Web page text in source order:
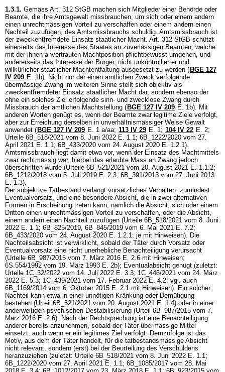
1.3.1. Gemäss Art. 312 StGB machen sich Mitglieder einer Behörde oder
Beamte, die ihre Amtsgewalt missbrauchen, um sich oder einem andern
einen unrechtmässigen Vorteil zu verschaffen oder einem andern einen
Nachteil zuzufügen, des Amtsmissbrauchs schuldig. Amtsmissbrauch ist
der zweckentfremdete Einsatz staatlicher Macht. Art. 312 StGB schützt
einerseits das Interesse des Staates an zuverlässigen Beamten, welche
mit der ihnen anvertrauten Machtposition pflichtbewusst umgehen, und
andererseits das Interesse der Bürger, nicht unkontrollierter und
willkürlicher staatlicher Machtentfaltung ausgesetzt zu werden ( BGE 127
IV 209 E. 1b). Nicht nur der einen amtlichen Zweck verfolgende
übermässige Zwang im weiteren Sinne stellt sich objektiv als
zweckentfremdeter Einsatz staatlicher Macht dar, sondern ebenso der
ohne ein solches Ziel erfolgende sinn- und zwecklose Zwang durch
Missbrauch der amtlichen Machtstellung ( BGE 127 IV 209 E. 1b). Mit
anderen Worten genügt es, wenn der Beamte zwar legitime Ziele verfolgt,
aber zur Erreichung derselben in unverhältnismässiger Weise Gewalt
anwendet ( BGE 127 IV 209 E. 1 a/aa; 113 IV 29 E. 1; 104 IV 22 E. 2;
Urteile 6B_518/2021 vom 8. Juni 2022 E. 1.1; 6B_1222/2020 vom 27.
April 2021 E. 1.1; 6B_433/2020 vom 24. August 2020 E. 1.2.1).
Amtsmissbrauch liegt damit etwa vor, wenn der Einsatz des Machtmittels
zwar rechtmässig war, hierbei das erlaubte Mass an Zwang jedoch
überschritten wurde (Urteile 6B_521/2021 vom 20. August 2021 E. 1.1.2;
6B_1212/2018 vom 5. Juli 2019 E. 2.3; 6B_391/2013 vom 27. Juni 2013
E. 1.3).
Der subjektive Tatbestand verlangt vorsätzliches Verhalten, zumindest
Eventualvorsatz, und eine besondere Absicht, die in zwei alternativen
Formen in Erscheinung treten kann, nämlich die Absicht, sich oder einem
Dritten einen unrechtmässigen Vorteil zu verschaffen, oder die Absicht,
einem andern einen Nachteil zuzufügen (Urteile 6B_518/2021 vom 8. Juni
2022 E. 1.1; 6B_825/2019, 6B_845/2019 vom 6. Mai 2021 E. 7.2;
6B_433/2020 vom 24. August 2020 E. 1.2.1; je mit Hinweisen). Die
Nachteilsabsicht ist verwirklicht, sobald der Täter durch Vorsatz oder
Eventualvorsatz eine nicht unerhebliche Benachteiligung verursacht
(Urteile 6B_987/2015 vom 7. März 2016 E. 2.6 mit Hinweisen;
6S.554/1992 vom 19. März 1993 E. 2b); Eventualabsicht genügt (zuletzt:
Urteile 1C_32/2022 vom 14. Juli 2022 E. 3.3; 1C_446/2021 vom 24. März
2022 E. 5.3; 1C_439/2021 vom 17. Februar 2022 E. 4.2; vgl. auch
6B_1169/2014 vom 6. Oktober 2015 E. 2.1 mit Hinweisen). Ein solcher
Nachteil kann etwa in einer unnötigen Kränkung oder Demütigung
bestehen (Urteil 6B_521/2021 vom 20. August 2021 E. 1.4) oder in einer
anderweitigen psychischen Destabilisierung (Urteil 6B_987/2015 vom 7.
März 2016 E. 2.6). Nach der Rechtsprechung ist eine Benachteiligung
anderer bereits anzunehmen, sobald der Täter übermässige Mittel
einsetzt, auch wenn er ein legitimes Ziel verfolgt. Demzufolge ist das
Motiv, aus dem der Täter handelt, für die tatbestandsmässige Absicht
nicht relevant, sondern (erst) bei der Beurteilung des Verschuldens
heranzuziehen (zuletzt: Urteile 6B_518/2021 vom 8. Juni 2022 E. 1.1;
6B_1222/2020 vom 27. April 2021 E. 1.1; 6B_1085/2017 vom 28. Mai